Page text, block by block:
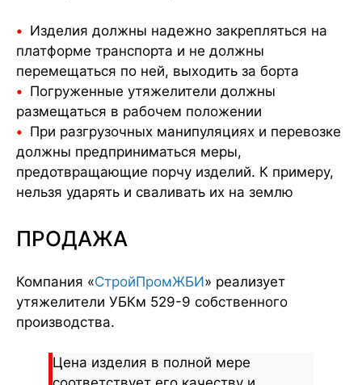
Изделия должны надежно закрепляться на
платформе транспорта и не должны
перемещаться по ней, выходить за борта
Погруженные утяжелители должны
размещаться в рабочем положении
При разгрузочных манипуляциях и перевозке
должны предприниматься меры,
предотвращающие порчу изделий. К примеру,
нельзя ударять и сваливать их на землю
ПРОДАЖА
Компания «СтройПромЖБИ» реализует
утяжелители УБКм 529-9 собственного
производства.
Цена изделия в полной мере